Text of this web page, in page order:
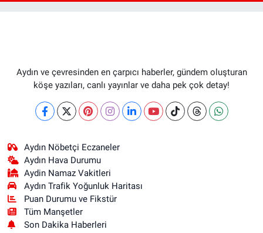
Aydın ve çevresinden en çarpıcı haberler, gündem oluşturan
köşe yazıları, canlı yayınlar ve daha pek çok detay!
Aydın Nöbetçi Eczaneler
Aydın Hava Durumu
Aydin Namaz Vakitleri
Aydın Trafik Yoğunluk Haritası
Puan Durumu ve Fikstür
Tüm Manşetler
Son Dakika Haberleri